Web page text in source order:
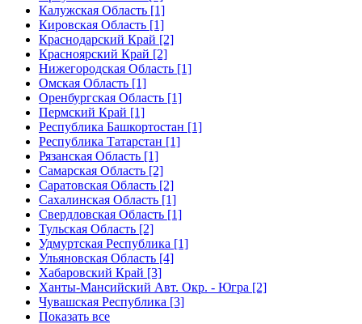
Калужская Область [1]
Кировская Область [1]
Краснодарский Край [2]
Красноярский Край [2]
Нижегородская Область [1]
Омская Область [1]
Оренбургская Область [1]
Пермский Край [1]
Республика Башкортостан [1]
Республика Татарстан [1]
Рязанская Область [1]
Самарская Область [2]
Саратовская Область [2]
Сахалинская Область [1]
Свердловская Область [1]
Тульская Область [2]
Удмуртская Республика [1]
Ульяновская Область [4]
Хабаровский Край [3]
Ханты-Мансийский Авт. Окр. - Югра [2]
Чувашская Республика [3]
Показать все